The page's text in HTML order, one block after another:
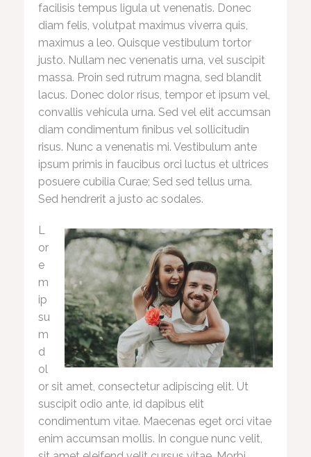
facilisis tempus ligula ut venenatis. Donec
diam felis, volutpat maximus viverra quis,
maximus a leo. Quisque vestibulum tortor
justo. Nullam nec venenatis urna, vel suscipit
massa. Proin sed rutrum magna, sed blandit
lacus. Donec dolor risus, tempor et ipsum vel,
convallis vehicula urna. Sed vel elit accumsan
diam condimentum finibus vel sollicitudin
risus. Nunc a venenatis mi. Vestibulum ante
ipsum primis in faucibus orci luctus et ultrices
posuere cubilia Curae; Sed sed tellus urna.
Sed hendrerit a justo ac sodales.
L
or
e
m
ip
su
m
d
ol
or sit amet, consectetur adipiscing elit. Ut
suscipit odio ante, id dapibus elit
condimentum vitae. Maecenas eget orci vitae
enim accumsan mollis. In congue nunc velit,